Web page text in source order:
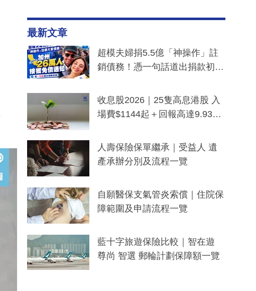
最新文章
超模夫婦捐5.5億「神操作」註
銷債務！憑一句話道出捐款初
一度被誤當詐騙手段
收息股2026｜25隻高息港股 入
場費$1144起＋回報高達9.93
人壽保險保單繼承｜受益人 遺
產承辦分別及流程一覽
自願醫保支氣管炎索償｜住院保
障範圍及申請流程一覽
藍十字旅遊保險比較｜智在遊
尊尚 智選 郵輪計劃保障額一覽